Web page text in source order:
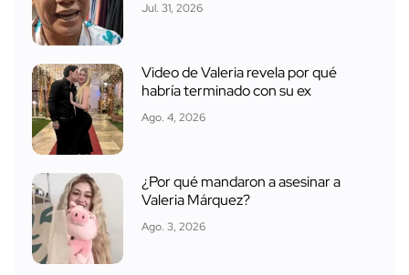
Jul. 31, 2026
Video de Valeria revela por qué
habría terminado con su ex
Ago. 4, 2026
¿Por qué mandaron a asesinar a
Valeria Márquez?
Ago. 3, 2026